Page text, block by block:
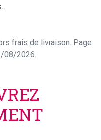
frais de livraison. Page
08/2026.